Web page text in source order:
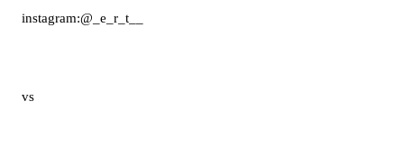
instagram:@_e_r_t__
vs